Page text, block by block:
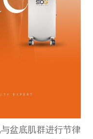
盆底肌群进行节律